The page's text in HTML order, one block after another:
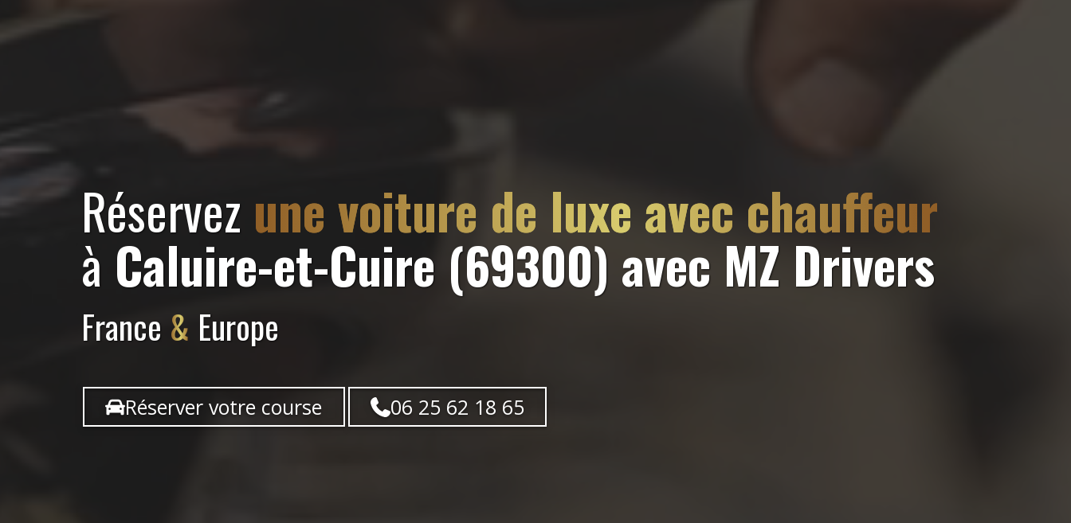
Réservez une voiture de luxe avec chauffeur
à Caluire-et-Cuire (69300) avec MZ Drivers
France & Europe
Réserver votre course 06 25 62 18 65